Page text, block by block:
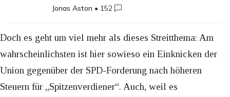
Jonas Aston • 152
Doch es geht um viel mehr als dieses Streitthema: Am
wahrscheinlichsten ist hier sowieso ein Einknicken der
Union gegenüber der SPD-Forderung nach höheren
Steuern für „Spitzenverdiener“. Auch, weil es